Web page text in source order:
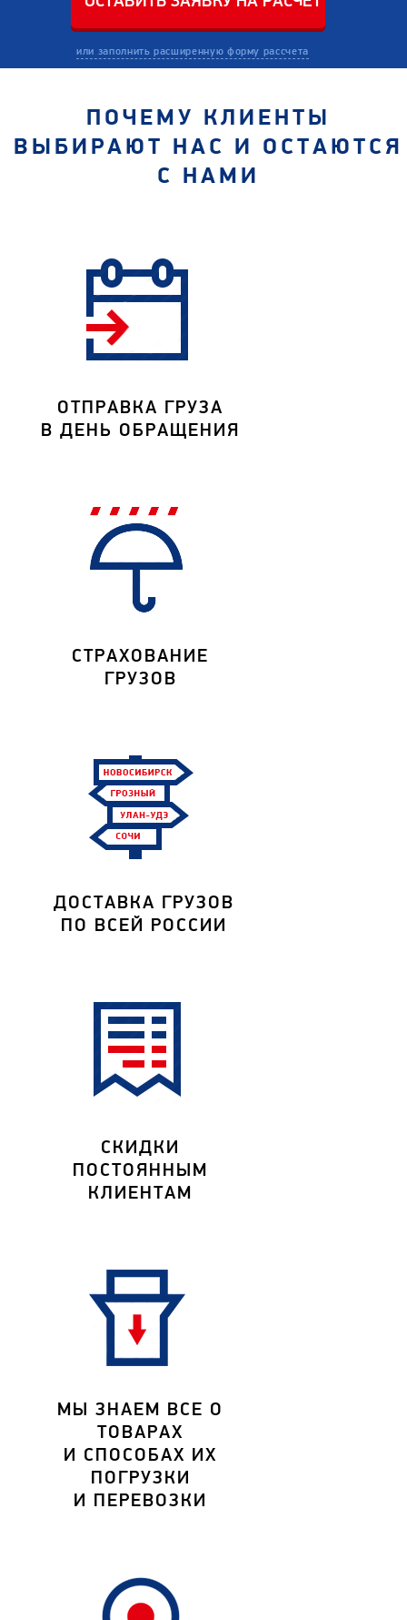
или заполнить расширенную форму рассчета
ПОЧЕМУ КЛИЕНТЫ
ВЫБИРАЮТ НАС И ОСТАЮТСЯ
С НАМИ
ОТПРАВКА ГРУЗА
В ДЕНЬ ОБРАЩЕНИЯ
СТРАХОВАНИЕ
ГРУЗОВ
ДОСТАВКА ГРУЗОВ
ПО ВСЕЙ РОССИИ
СКИДКИ
ПОСТОЯННЫМ
КЛИЕНТАМ
МЫ ЗНАЕМ ВСЕ О
ТОВАРАХ
И СПОСОБАХ ИХ
ПОГРУЗКИ
И ПЕРЕВОЗКИ